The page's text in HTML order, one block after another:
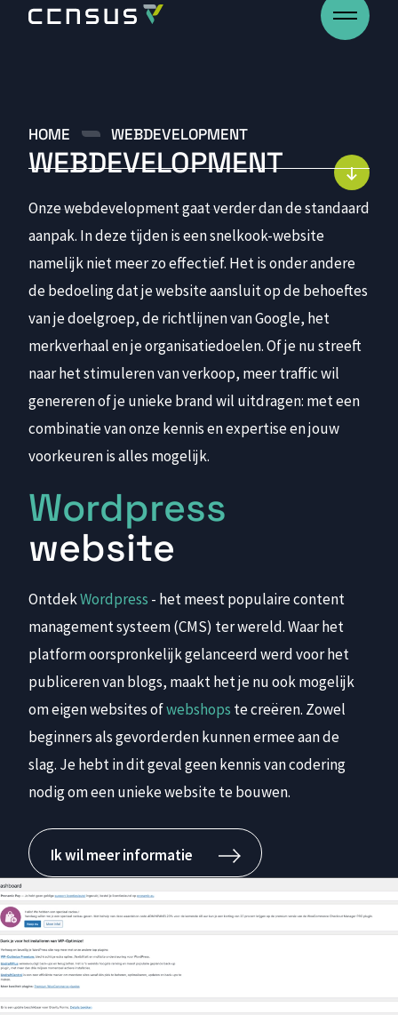
Development
Projecten
Blogs
Over
Werken bij
Contact
HOME WEBDEVELOPMENT
WEBDEVELOPMENT
Onze webdevelopment gaat verder dan de standaard
aanpak. In deze tijden is een snelkook-website
namelijk niet meer zo effectief. Het is onder andere
de bedoeling dat je website aansluit op de behoeftes
van je doelgroep, de richtlijnen van Google, het
merkverhaal en je organisatiedoelen. Of je nu streeft
naar het stimuleren van verkoop, meer traffic wil
genereren of je unieke brand wil uitdragen: met een
combinatie van onze kennis en expertise en jouw
voorkeuren is alles mogelijk.
Wordpress
website
OntdekWordpress - het meest populaire content
management systeem (CMS) ter wereld. Waar het
platform oorspronkelijk gelanceerd werd voor het
publiceren van blogs, maakt het je nu ook mogelijk
om eigen websites ofwebshops te creëren. Zowel
beginners als gevorderden kunnen ermee aan de
slag. Je hebt in dit geval geen kennis van codering
nodig om een unieke website te bouwen.
Ik wil meer informatie